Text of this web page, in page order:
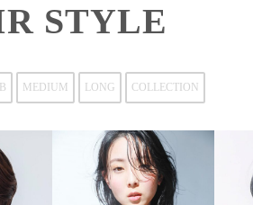
STYLE
MEDIUM LONG COLLECTION